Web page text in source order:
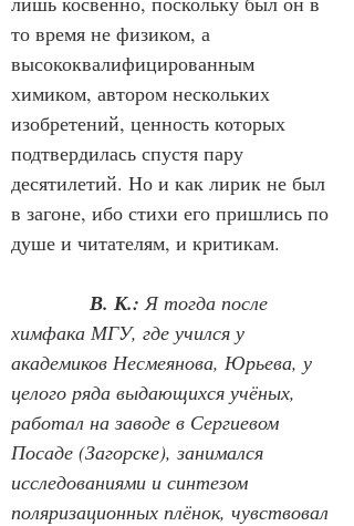
то время не физиком, а
высококвалифицированным
химиком, автором нескольких
изобретений, ценность которых
подтвердилась спустя пару
десятилетий. Но и как лирик не был
в загоне, ибо стихи его пришлись по
душе и читателям, и критикам.
В. К.: Я тогда после
химфака МГУ, где учился у
академиков Несмеянова, Юрьева, у
целого ряда выдающихся учёных,
работал на заводе в Сергиевом
Посаде (Загорске), занимался
исследованиями и синтезом
поляризационных плёнок, чувствовал